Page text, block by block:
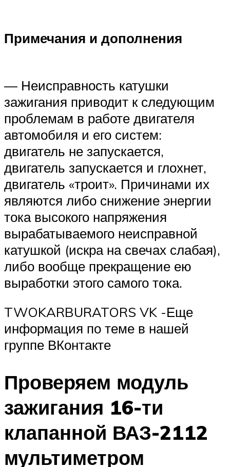
Примечания и дополнения
— Неисправность катушки
зажигания приводит к следующим
проблемам в работе двигателя
автомобиля и его систем:
двигатель не запускается,
двигатель запускается и глохнет,
двигатель «троит». Причинами их
являются либо снижение энергии
тока высокого напряжения
вырабатываемого неисправной
катушкой (искра на свечах слабая),
либо вообще прекращение ею
выработки этого самого тока.
TWOKARBURATORS VK -Еще
информация по теме в нашей
группе ВКонтакте
Проверяем модуль
зажигания 16-ти
клапанной ВАЗ-2112
мультиметром